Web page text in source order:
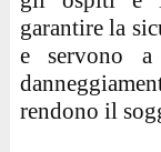
garantire la
e servono a
rendono il